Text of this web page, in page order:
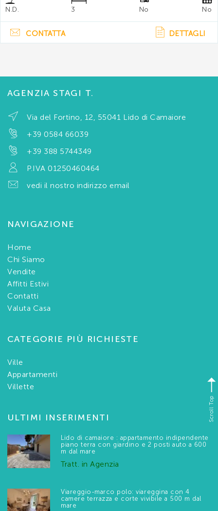
N.D. 3 No No
CONTATTA DETTAGLI
AGENZIA STAGI T.
Via del Fortino, 12, 55041 Lido di Camaiore
+39 0584 66039
+39 388 5744349
P.IVA 01250460464
vedi il nostro indirizzo email
NAVIGAZIONE
Home
Chi Siamo
Vendite
Affitti Estivi
Contatti
Valuta Casa
CATEGORIE PIÙ RICHIESTE
Ville
Appartamenti
Villette
ULTIMI INSERIMENTI
Lido di camaiore : appartamento indipendente
piano terra con giardino e 2 posti auto a 600
m dal mare
Tratt. in Agenzia
Viareggio-marco polo: viareggina con 4
camere terrazza e corte vivibile a 500 m dal
mare
Scroll Top